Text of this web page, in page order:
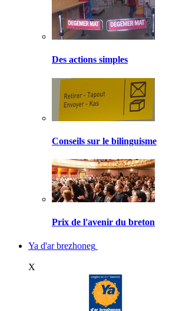
Des actions simples
Conseils sur le bilinguisme
Prix de l'avenir du breton
Ya d'ar brezhoneg
X